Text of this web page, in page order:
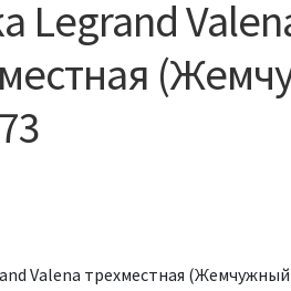
Legrand
Valena трехместная